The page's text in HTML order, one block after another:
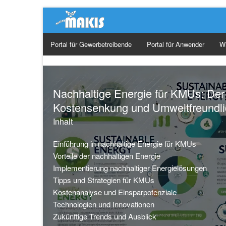
Portal für Gewerbetreibende Portal für Anwender
Nachhaltige Energie für KMUs:
Kostensenkung und
Inhalt
Einführung in nachhaltige Energie für KMUs
Vorteile der nachhaltigen Energie
Implementierung nachhaltiger Energielösungen
Tipps und Strategien für KMUs
Kostenanalyse und Einsparpotenziale
Technologien und Innovationen
Zukünftige Trends und Ausblick